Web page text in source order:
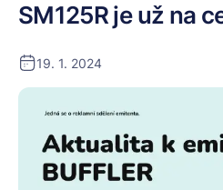
19. 1. 2024
SM125R je už na